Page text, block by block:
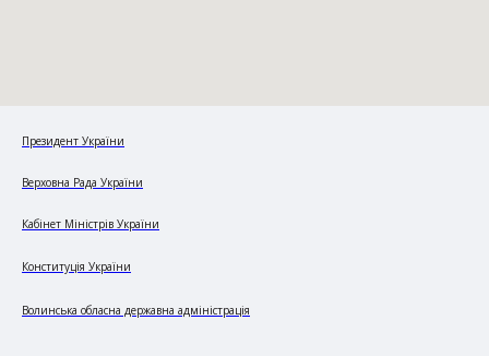
Президент України
Верховна Рада України
Кабінет Міністрів України
Конституція України
Волинська обласна державна адміністрація